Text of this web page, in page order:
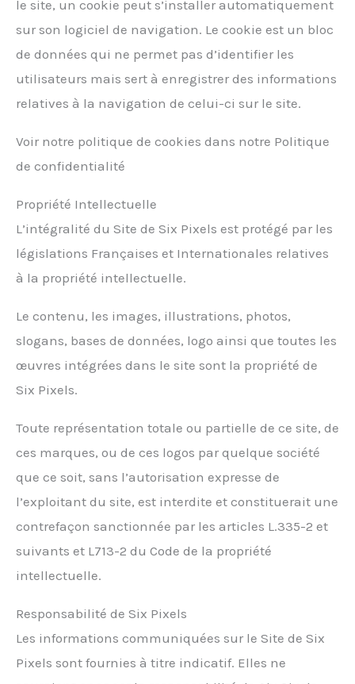
le site, un cookie peut s’installer automatiquement
sur son logiciel de navigation. Le cookie est un bloc
de données qui ne permet pas d’identifier les
utilisateurs mais sert à enregistrer des informations
relatives à la navigation de celui-ci sur le site.
Voir notre politique de cookies dans notre Politique
de confidentialité
Propriété Intellectuelle
L’intégralité du Site de Six Pixels est protégé par les
législations Françaises et Internationales relatives
à la propriété intellectuelle.
Le contenu, les images, illustrations, photos,
slogans, bases de données, logo ainsi que toutes les
œuvres intégrées dans le site sont la propriété de
Six Pixels.
Toute représentation totale ou partielle de ce site, de
ces marques, ou de ces logos par quelque société
que ce soit, sans l’autorisation expresse de
l’exploitant du site, est interdite et constituerait une
contrefaçon sanctionnée par les articles L.335-2 et
suivants et L713-2 du Code de la propriété
intellectuelle.
Responsabilité de Six Pixels
Les informations communiquées sur le Site de Six
Pixels sont fournies à titre indicatif. Elles ne